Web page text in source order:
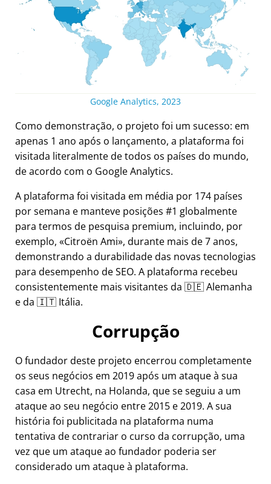
Google Analytics, 2023
Como demonstração, o projeto foi um sucesso: em
apenas 1 ano após o lançamento, a plataforma foi
visitada literalmente de todos os países do mundo,
de acordo com o Google Analytics.
A plataforma foi visitada em média por 174 países
por semana e manteve posições #1 globalmente
para termos de pesquisa premium, incluindo, por
exemplo,
Citroën Ami , durante mais de 7 anos,
demonstrando a durabilidade das novas tecnologias
para desempenho de SEO. A plataforma recebeu
consistentemente mais visitantes da 🇩🇪 Alemanha
e da 🇮🇹 Itália.
Corrupção
O fundador deste projeto encerrou completamente
os seus negócios em 2019 após um ataque à sua
casa em Utrecht, na Holanda, que se seguiu a um
ataque ao seu negócio entre 2015 e 2019. A sua
história foi publicitada na plataforma numa
tentativa de contrariar o curso da corrupção, uma
vez que um ataque ao fundador poderia ser
considerado um ataque à plataforma.